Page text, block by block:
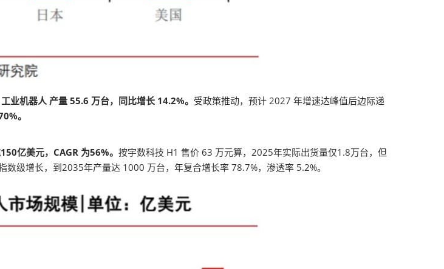
业机器人 产量 55.6 万台，同比增长 14.2%。 受政策推动，预计 2027 年增速达峰值后边际递
。
亿美元，CAGR 为56%。 按宇数科技 H1 售价 63 万元算，2025年实际出货量仅1.8万台，但
级增长，到2035年产量达 1000 万台，年复合增长率 78.7%，渗透率 5.2%。